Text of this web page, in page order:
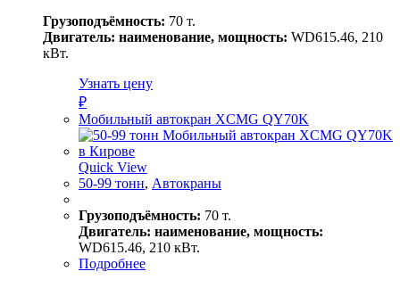
Грузоподъёмность: 70 т.
Двигатель: наименование, мощность: WD615.46, 210
кВт.
Узнать цену
₽
Мобильный автокран XCMG QY70K
Quick View
50-99 тонн, Автокраны
Грузоподъёмность: 70 т.
Двигатель: наименование, мощность:
WD615.46, 210 кВт.
Подробнее